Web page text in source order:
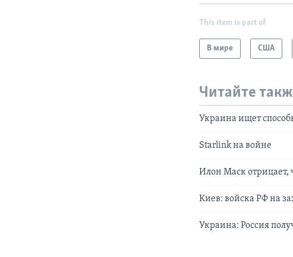
This item is part of
В мире США
Читайте
Украина ищет
Starlink на войне
Илон Маск отрицает,
Киев: войска РФ на
Украина: Россия